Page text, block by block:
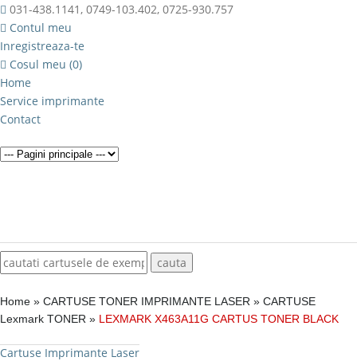
031-438.1141, 0749-103.402, 0725-930.757
Contul meu
Inregistreaza-te
Cosul meu (0)
Home
Service imprimante
Contact
Home » CARTUSE TONER IMPRIMANTE LASER » CARTUSE
Lexmark TONER » LEXMARK X463A11G CARTUS TONER BLACK
Cartuse Imprimante Laser